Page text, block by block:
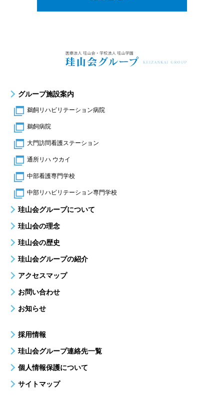
グループ施設案内
鵜飼リハビリテーション病院
鵜飼病院
大門訪問看護ステーション
通所リハ ウカイ
中部看護専門学校
中部リハビリテーション専門学校
珪山会グループについて
珪山会の理念
珪山会の歴史
珪山会グループの紹介
アクセスマップ
お問い合わせ
お知らせ
採用情報
珪山会グループ連絡先一覧
個人情報保護について
サイトマップ